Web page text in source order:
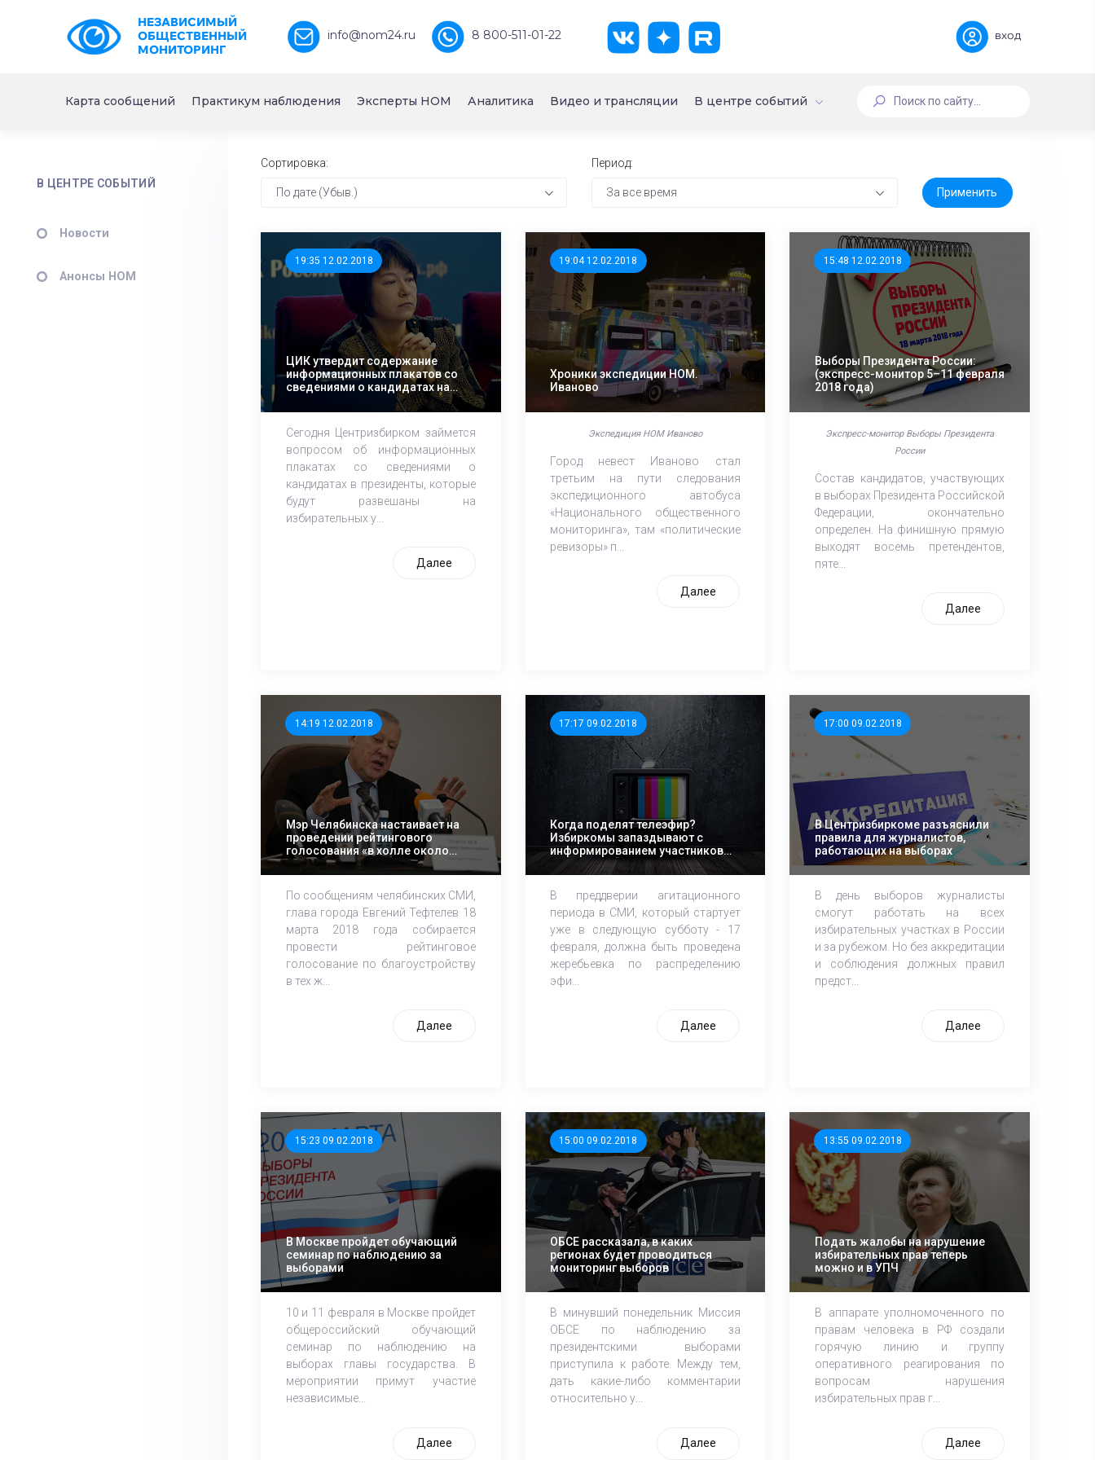
НЕЗАВИСИМЫЙ
ОБЩЕСТВЕННЫЙ
МОНИТОРИНГ
info@nom24.ru 8 800-511-01-22 вход
Карта сообщений Практикум наблюдения Эксперты НОМ Аналитика Видео и трансляции В центре событий
В ЦЕНТРЕ СОБЫТИЙ
Новости
Анонсы НОМ
Сортировка:
По дате (Убыв.)
Период:
За все время
19:35 12.02.2018
ЦИК утвердит содержание
информационных плакатов со
сведениями о кандидатах на
президентских выборах
Сегодня Центризбирком займется
вопросом об информационных
плакатах со сведениями о
кандидатах в президенты, которые
будут развешаны на
избирательных у...
Далее
19:04 12.02.2018
Хроники экспедиции НОМ.
Иваново
Экспедиция НОМ Иваново
Город невест Иваново стал
третьим на пути следования
экспедиционного автобуса
«Национального общественного
мониторинга», там «политические
ревизоры» п...
Далее
15:48 12.02.2018
Выборы Президента России:
(экспресс-монитор 5–11 февраля
2018 года)
Экспресс-монитор Выборы Президента
России
Состав кандидатов, участвующих
в выборах Президента Российской
Федерации, окончательно
определен. На финишную прямую
выходят восемь претендентов,
пяте...
Далее
14:19 12.02.2018
Мэр Челябинска настаивает на
проведении рейтингового
голосования «в холле около
буфета» в день выборов
президента РФ
По сообщениям челябинских СМИ,
глава города Евгений Тефтелев 18
марта 2018 года собирается
провести рейтинговое
голосование по благоустройству
в тех ж...
Далее
17:17 09.02.2018
Когда поделят телеэфир?
Избиркомы запаздывают с
информированием участников
выборов о времени и дате
жеребьевки
В преддверии агитационного
периода в СМИ, который стартует
уже в следующую субботу - 17
февраля, должна быть проведена
жеребьевка по распределению
эфи...
Далее
17:00 09.02.2018
В Центризбиркоме разъяснили
правила для журналистов,
работающих на выборах
В день выборов журналисты
смогут работать на всех
избирательных участках в России
и за рубежом. Но без аккредитации
и соблюдения должных правил
предст...
Далее
15:23 09.02.2018
В Москве пройдет обучающий
семинар по наблюдению за
выборами
10 и 11 февраля в Москве пройдет
общероссийский обучающий
семинар по наблюдению на
выборах главы государства. В
мероприятии примут участие
независимые...
Далее
15:00 09.02.2018
ОБСЕ рассказала, в каких
регионах будет проводиться
мониторинг выборов
В минувший понедельник Миссия
ОБСЕ по наблюдению за
президентскими выборами
приступила к работе. Между тем,
дать какие-либо комментарии
относительно у...
Далее
13:55 09.02.2018
Подать жалобы на нарушение
избирательных прав теперь
можно и в УПЧ
В аппарате уполномоченного по
правам человека в РФ создали
горячую линию и группу
оперативного реагирования по
вопросам нарушения
избирательных прав г...
Далее